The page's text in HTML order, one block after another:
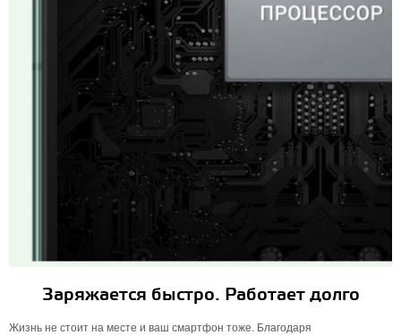
Заряжается быстро. Работает долго
Жизнь не стоит на месте и ваш смартфон тоже. Благодаря